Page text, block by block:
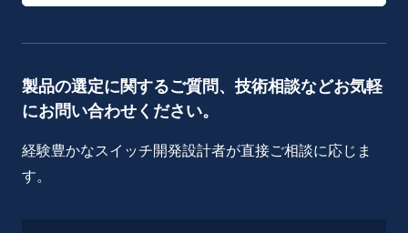
製品の選定に関するご質問、技術相談などお気軽
にお問い合わせください。
経験豊かなスイッチ開発設計者が直接ご相談に応じま
す。